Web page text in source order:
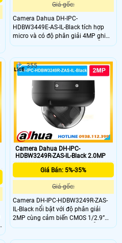
Giá gốc:
Camera Dahua DH-IPC-
HDBW3449E-AS-IL-Black tích hợp
micro và có độ phân giải 4MP ghi
hình ghi âm rỏ ràng. Camera hỗ trợ
trữ lâu dài. Các tính năng AI thông
minh như WDR, 3D NR, hàng rào ảo
và xâm nhập giúp tăng hiệu quả
giám sát
Camera Dahua DH-IPC-
HDBW3249R-ZAS-IL-Black 2.0MP
Giá Bán: 5%-35%
Giá gốc:
Camera DH-IPC-HDBW3249R-ZAS-
IL-Black nổi bật với độ phân giải
2MP cùng cảm biến CMOS 1/2.9”
cho hình ảnh rõ nét cả ngày lẫn
355